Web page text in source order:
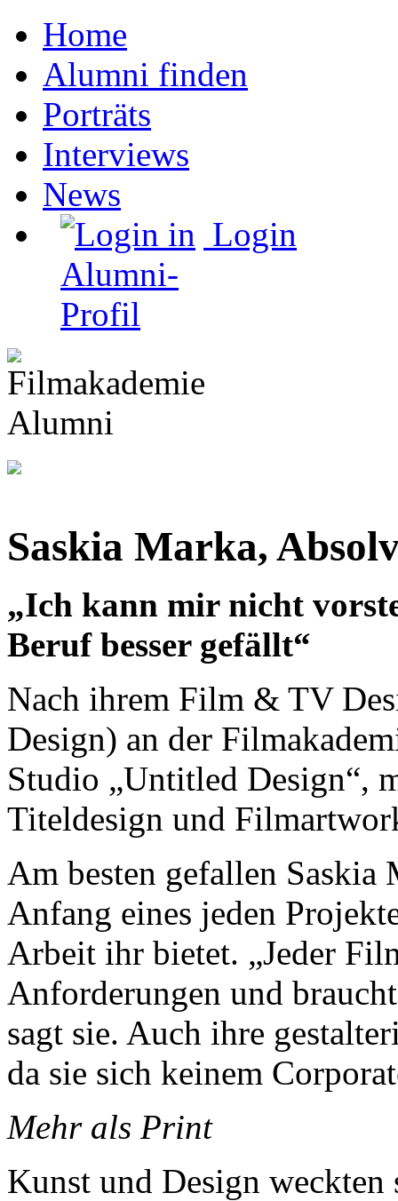
Home
Alumni finden
Porträts
Interviews
News
Login
Saskia Marka,
„Ich kann mir nicht
Beruf besser gefällt“
Nach ihrem Film & TV
Design) an der
Studio „Untitled Design“,
Titeldesign und
Am besten gefallen Saskia
Anfang eines jeden
Arbeit ihr bietet. „Jeder
Anforderungen und
sagt sie. Auch ihre
da sie sich keinem
Mehr als Print
Kunst und Design weckten